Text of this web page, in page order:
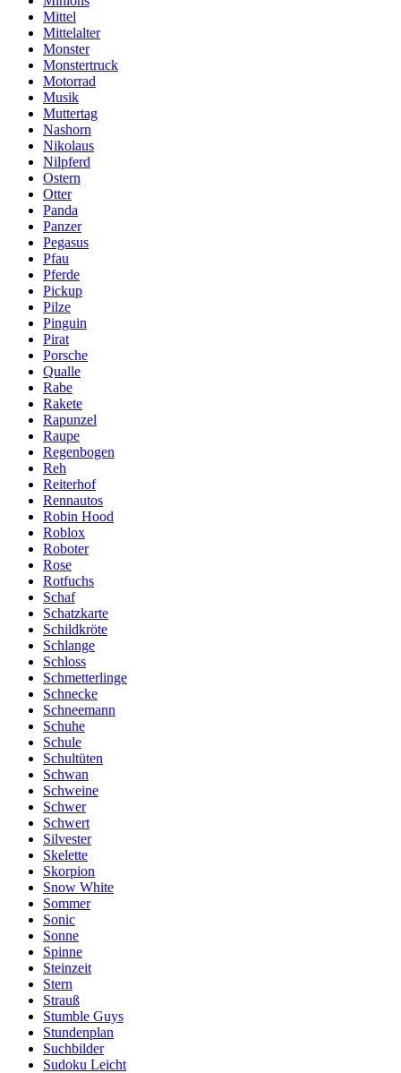
Mittel
Mittelalter
Monster
Monstertruck
Motorrad
Musik
Muttertag
Nashorn
Nikolaus
Nilpferd
Ostern
Otter
Panda
Panzer
Pegasus
Pfau
Pferde
Pickup
Pilze
Pinguin
Pirat
Porsche
Qualle
Rabe
Rakete
Rapunzel
Raupe
Regenbogen
Reh
Reiterhof
Rennautos
Robin Hood
Roblox
Roboter
Rose
Rotfuchs
Schaf
Schatzkarte
Schildkröte
Schlange
Schloss
Schmetterlinge
Schnecke
Schneemann
Schuhe
Schule
Schultüten
Schwan
Schweine
Schwer
Schwert
Silvester
Skelette
Skorpion
Snow White
Sommer
Sonic
Sonne
Spinne
Steinzeit
Stern
Strauß
Stumble Guys
Stundenplan
Suchbilder
Sudoku Leicht